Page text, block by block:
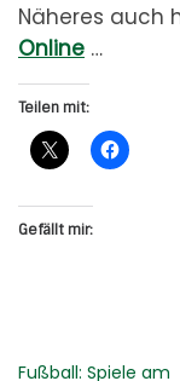
Näheres auch
Online …
Teilen mit:
Gefällt mir:
Fußball: Spiele am